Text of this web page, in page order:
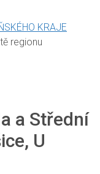
regionu
a Střední
U